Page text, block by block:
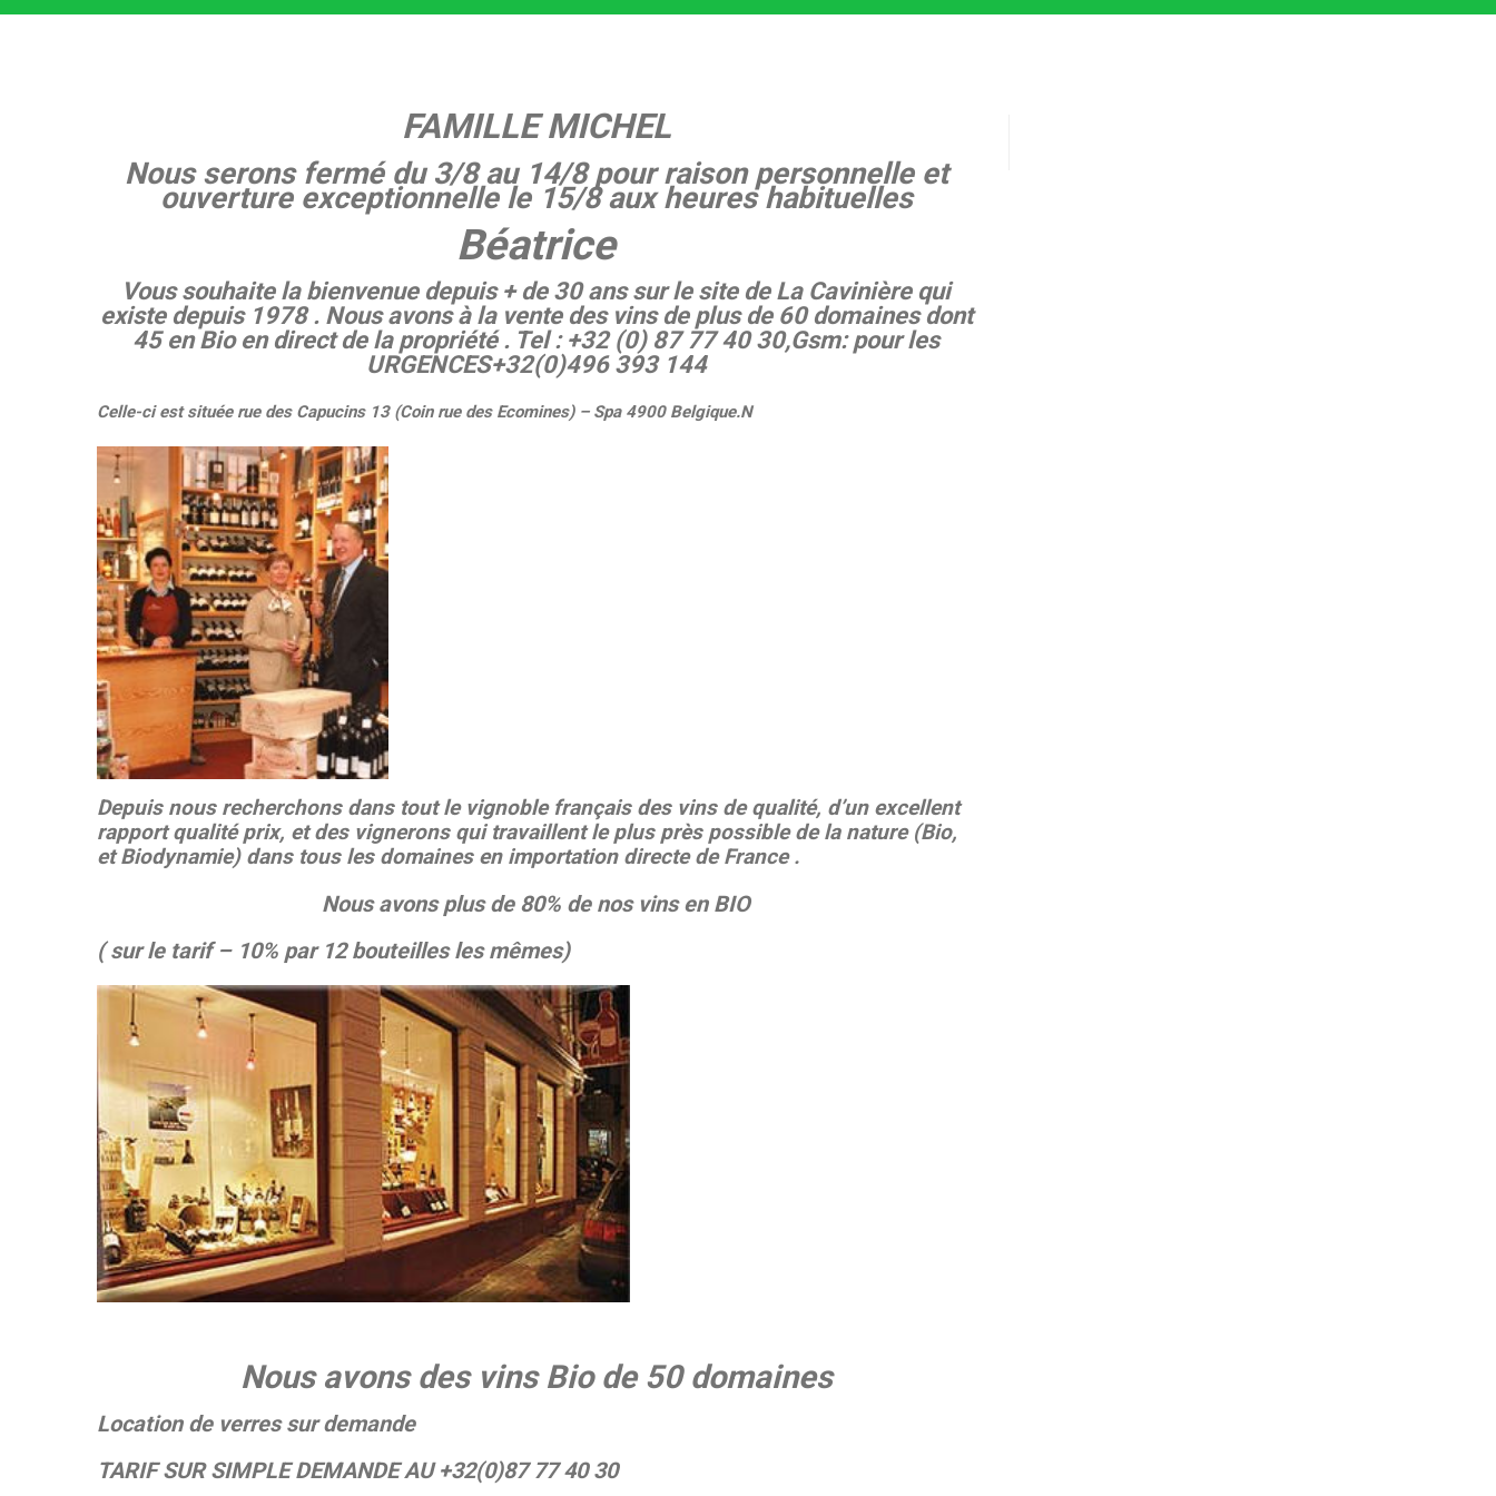
FAMILLE MICHEL
Nous serons fermé du 3/8 au 14/8 pour raison personnelle et
ouverture exceptionnelle le 15/8 aux heures habituelles
Béatrice
Vous souhaite la bienvenue depuis + de 30 ans sur le site de La Cavinière qui
existe depuis 1978 . Nous avons à la vente des vins de plus de 60 domaines dont
45 en Bio en direct de la propriété . Tel : +32 (0) 87 77 40 30,Gsm: pour les
URGENCES+32(0)496 393 144
Celle-ci est située rue des Capucins 13 (Coin rue des Ecomines) – Spa 4900 Belgique.N
Depuis nous recherchons dans tout le vignoble français des vins de qualité, d’un excellent
rapport qualité prix, et des vignerons qui travaillent le plus près possible de la nature (Bio,
et Biodynamie) dans tous les domaines en importation directe de France .
Nous avons plus de 80% de nos vins en BIO
( sur le tarif – 10% par 12 bouteilles les mêmes)
Nous avons des vins Bio de 50 domaines
Location de verres sur demande
TARIF SUR SIMPLE DEMANDE AU +32(0)87 77 40 30